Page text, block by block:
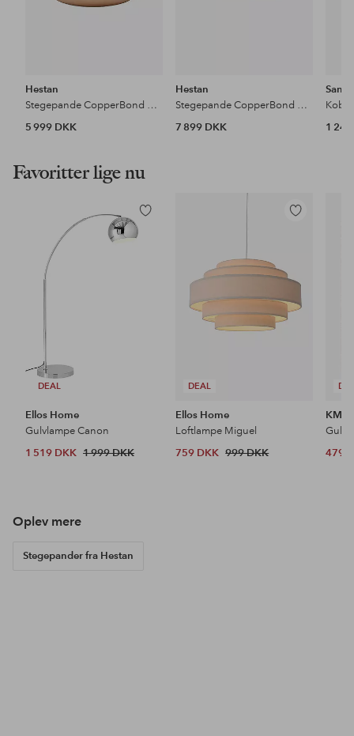
Hestan
Stegepande CopperBond Diameter 28 cm
5 999 DKK
Hestan
Stegepande CopperBond diameter 32 cm
7 899 DKK
1
Favoritter lige nu
DEAL
Tilføj
til
Ellos Home
Gulvlampe Canon
1 519 DKK 1 999 DKK
DEAL
Tilføj
Ellos Home
Loftlampe Miguel
759 DKK 999 DKK
KM
479
Oplev mere
Stegepander fra Hestan